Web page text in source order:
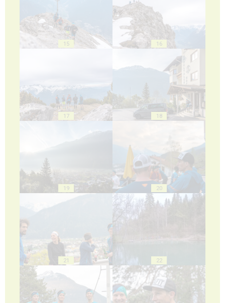
15 16
17 18
19 20
21 22